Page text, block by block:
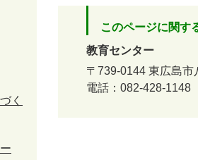
このページに関す
教育センター
〒739-0144 東広島市
電話：082-428-1148
く